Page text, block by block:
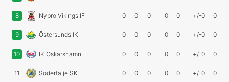
8 Nybro Vikings IF 0 0 0 0 0 +/-0 0
9 Östersunds IK 0 0 0 0 0 +/-0 0
10 IK Oskarshamn 0 0 0 0 0 +/-0 0
11 Södertälje SK 0 0 0 0 0 +/-0 0